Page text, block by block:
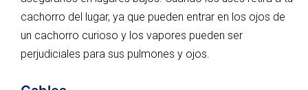
cachorro del lugar, ya que pueden entrar en los ojos de
un cachorro curioso y los vapores pueden ser
perjudiciales para sus pulmones y ojos.